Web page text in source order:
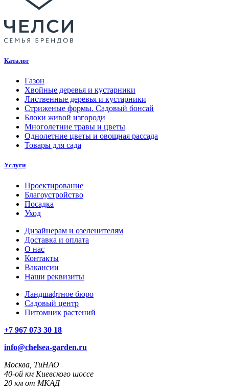
Каталог
Газон
Хвойные деревья и кустарники
Лиственные деревья и кустарники
Стриженые формы. Садовый бонсай
Блоки живой изгороди
Многолетние травы и цветы
Однолетние цветы и овощная рассада
Товары для сада
Услуги
Проектирование
Благоустройство
Посадка
Уход
Дизайнерам и озеленителям
Доставка и оплата
О нас
Контакты
Вакансии
Наши реквизиты
Ландшафтное бюро
Садовый центр
Питомник растений
+7 967 073 30 18
info@chelsea-garden.ru
Москва, ТиНАО
40-ой км Киевского шоссе
20 км от МКАД